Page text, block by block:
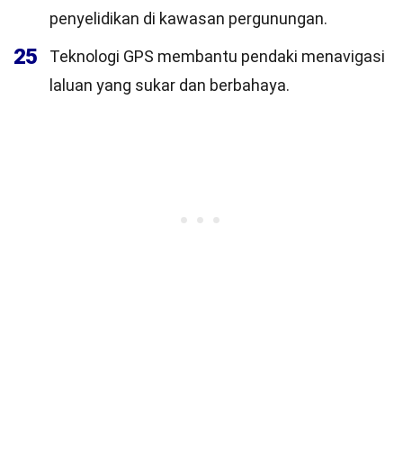
penyelidikan di kawasan pergunungan.
25
Teknologi GPS membantu pendaki menavigasi
laluan yang sukar dan berbahaya.